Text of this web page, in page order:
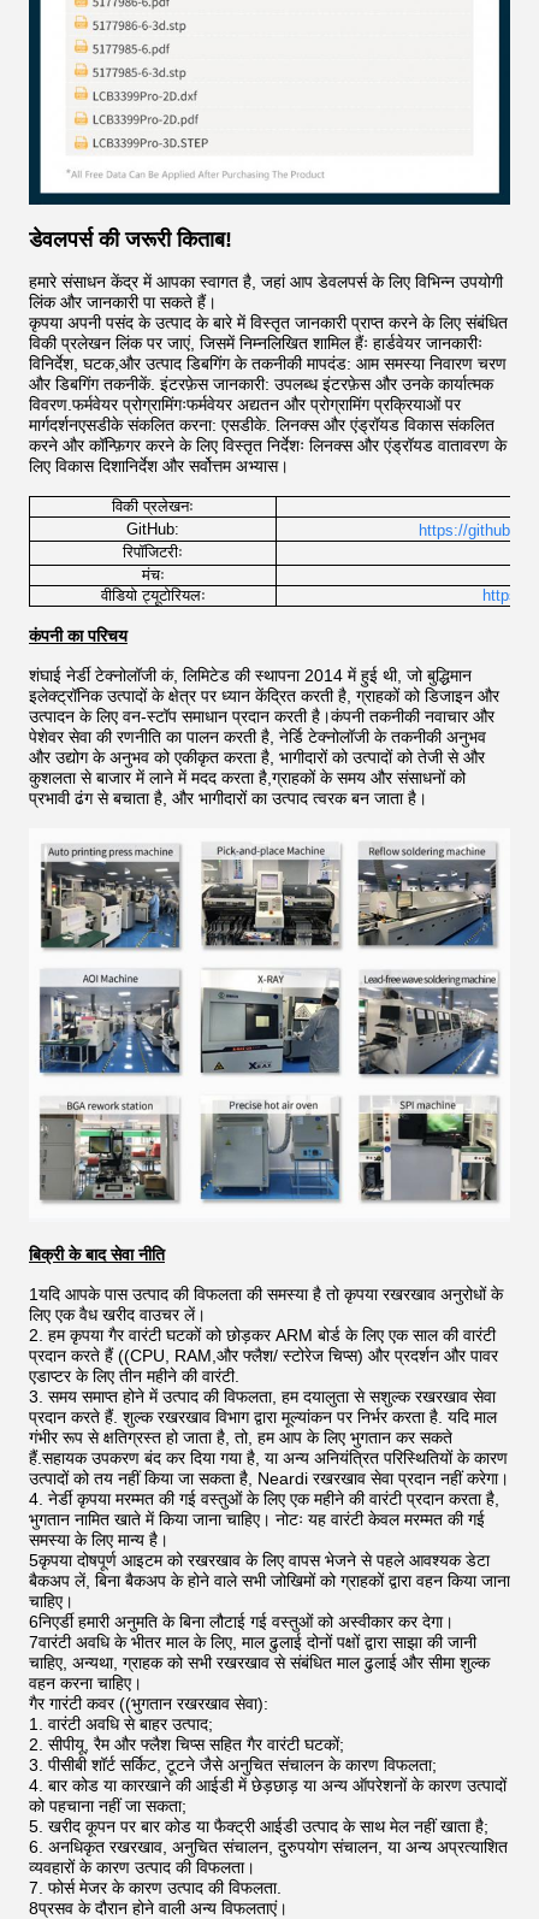
डेवलपर्स की जरूरी किताब!
हमारे संसाधन केंद्र में आपका स्वागत है, जहां आप डेवलपर्स के लिए विभिन्न उपयोगी
लिंक और जानकारी पा सकते हैं।
कृपया अपनी पसंद के उत्पाद के बारे में विस्तृत जानकारी प्राप्त करने के लिए संबंधित
विकी प्रलेखन लिंक पर जाएं, जिसमें निम्नलिखित शामिल हैंः हार्डवेयर जानकारीः
विनिर्देश, घटक,और उत्पाद डिबगिंग के तकनीकी मापदंड: आम समस्या निवारण चरण
और डिबगिंग तकनीकें. इंटरफ़ेस जानकारी: उपलब्ध इंटरफ़ेस और उनके कार्यात्मक
विवरण.फर्मवेयर प्रोग्रामिंगःफर्मवेयर अद्यतन और प्रोग्रामिंग प्रक्रियाओं पर
मार्गदर्शनएसडीके संकलित करना: एसडीके. लिनक्स और एंड्रॉयड विकास संकलित
करने और कॉन्फ़िगर करने के लिए विस्तृत निर्देशः लिनक्स और एंड्रॉयड वातावरण के
लिए विकास दिशानिर्देश और सर्वोत्तम अभ्यास।
विकी प्रलेखनः
GitHub:
https://
रिपॉजिटरीः
मंचः
वीडियो ट्यूटोरियलः
https://
कंपनी का परिचय
शंघाई नेर्डी टेक्नोलॉजी कं, लिमिटेड की स्थापना 2014 में हुई थी, जो बुद्धिमान
इलेक्ट्रॉनिक उत्पादों के क्षेत्र पर ध्यान केंद्रित करती है, ग्राहकों को डिजाइन और
उत्पादन के लिए वन-स्टॉप समाधान प्रदान करती है।कंपनी तकनीकी नवाचार और
पेशेवर सेवा की रणनीति का पालन करती है, नेर्डि टेक्नोलॉजी के तकनीकी अनुभव
और उद्योग के अनुभव को एकीकृत करता है, भागीदारों को उत्पादों को तेजी से और
कुशलता से बाजार में लाने में मदद करता है,ग्राहकों के समय और संसाधनों को
प्रभावी ढंग से बचाता है, और भागीदारों का उत्पाद त्वरक बन जाता है।
बिक्री के बाद सेवा नीति
1यदि आपके पास उत्पाद की विफलता की समस्या है तो कृपया रखरखाव अनुरोधों के
लिए एक वैध खरीद वाउचर लें।
2. हम कृपया गैर वारंटी घटकों को छोड़कर ARM बोर्ड के लिए एक साल की वारंटी
प्रदान करते हैं ((CPU, RAM,और फ्लैश/ स्टोरेज चिप्स) और प्रदर्शन और पावर
एडाप्टर के लिए तीन महीने की वारंटी.
3. समय समाप्त होने में उत्पाद की विफलता, हम दयालुता से सशुल्क रखरखाव सेवा
प्रदान करते हैं. शुल्क रखरखाव विभाग द्वारा मूल्यांकन पर निर्भर करता है. यदि माल
गंभीर रूप से क्षतिग्रस्त हो जाता है, तो, हम आप के लिए भुगतान कर सकते
हैं.सहायक उपकरण बंद कर दिया गया है, या अन्य अनियंत्रित परिस्थितियों के कारण
उत्पादों को तय नहीं किया जा सकता है, Neardi रखरखाव सेवा प्रदान नहीं करेगा।
4. नेर्डी कृपया मरम्मत की गई वस्तुओं के लिए एक महीने की वारंटी प्रदान करता है,
भुगतान नामित खाते में किया जाना चाहिए। नोटः यह वारंटी केवल मरम्मत की गई
समस्या के लिए मान्य है।
5कृपया दोषपूर्ण आइटम को रखरखाव के लिए वापस भेजने से पहले आवश्यक डेटा
बैकअप लें, बिना बैकअप के होने वाले सभी जोखिमों को ग्राहकों द्वारा वहन किया जाना
चाहिए।
6निएर्डी हमारी अनुमति के बिना लौटाई गई वस्तुओं को अस्वीकार कर देगा।
7वारंटी अवधि के भीतर माल के लिए, माल ढुलाई दोनों पक्षों द्वारा साझा की जानी
चाहिए, अन्यथा, ग्राहक को सभी रखरखाव से संबंधित माल ढुलाई और सीमा शुल्क
वहन करना चाहिए।
गैर गारंटी कवर ((भुगतान रखरखाव सेवा):
1. वारंटी अवधि से बाहर उत्पाद;
2. सीपीयू, रैम और फ्लैश चिप्स सहित गैर वारंटी घटकों;
3. पीसीबी शॉर्ट सर्किट, टूटने जैसे अनुचित संचालन के कारण विफलता;
4. बार कोड या कारखाने की आईडी में छेड़छाड़ या अन्य ऑपरेशनों के कारण उत्पादों
को पहचाना नहीं जा सकता;
5. खरीद कूपन पर बार कोड या फैक्ट्री आईडी उत्पाद के साथ मेल नहीं खाता है;
6. अनधिकृत रखरखाव, अनुचित संचालन, दुरुपयोग संचालन, या अन्य अप्रत्याशित
व्यवहारों के कारण उत्पाद की विफलता।
7. फोर्स मेजर के कारण उत्पाद की विफलता.
8प्रसव के दौरान होने वाली अन्य विफलताएं।